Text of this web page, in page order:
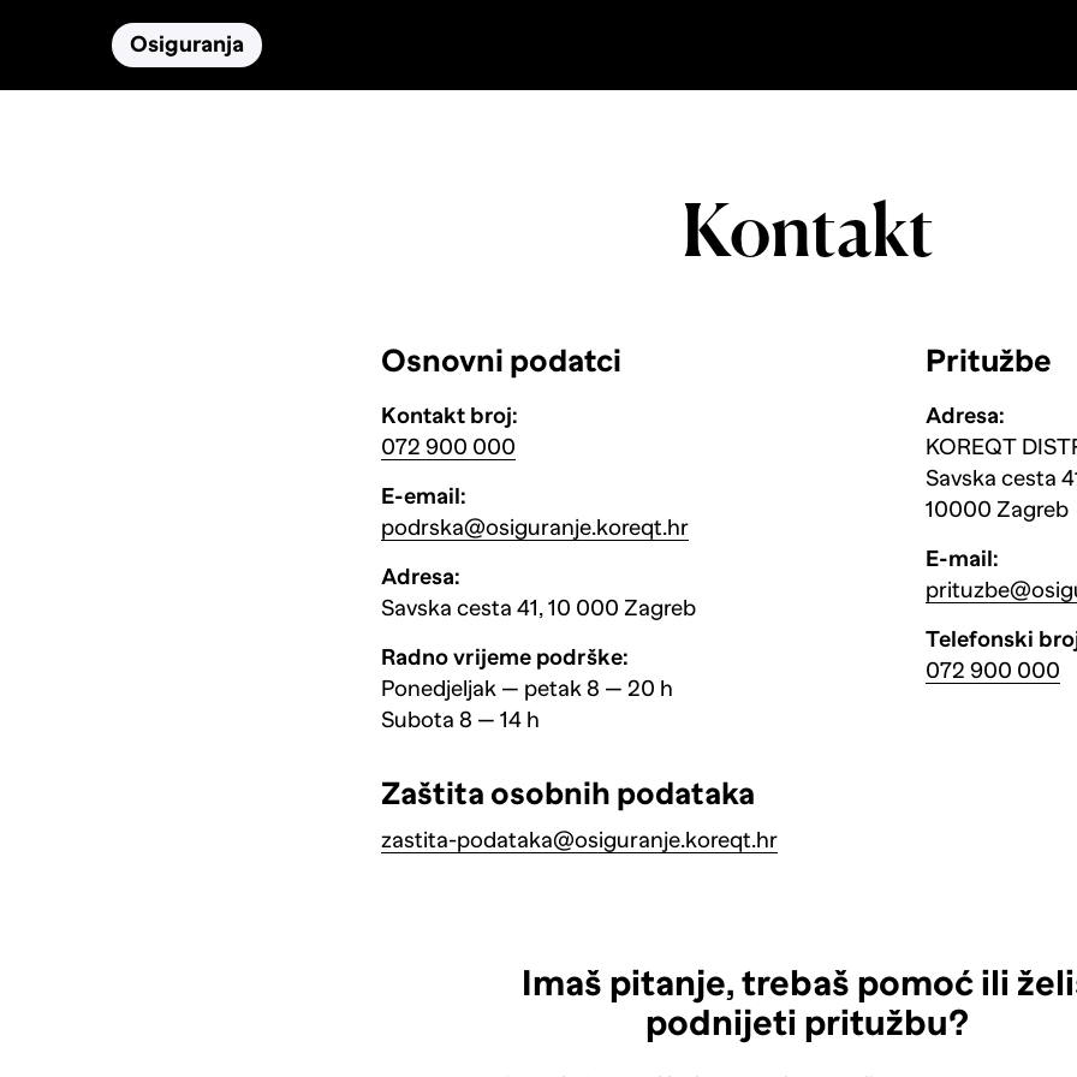
Osiguranja
Kontakt
Osnovni podatci
Kontakt broj:
072 900 000
E-email:
podrska@osiguranje.koreqt.hr
Adresa:
Savska cesta 41, 10 000 Zagreb
Radno vrijeme podrške:
Ponedjeljak — petak 8 — 20 h
Subota 8 — 14 h
Pritužbe
Adresa:
KOREQT
Savska cesta
10000 Zagreb
E-mail:
Telefonski
072 900 000
Zaštita osobnih podataka
zastita-podataka@osiguranje.koreqt.hr
Imaš pitanje, trebaš pomoć ili
podnijeti pritužbu?